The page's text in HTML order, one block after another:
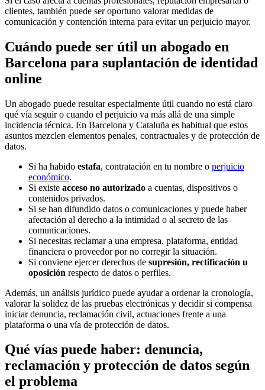
clientes, también puede ser oportuno valorar medidas de
comunicación y contención interna para evitar un perjuicio mayor.
Cuándo puede ser útil un abogado en
Barcelona para suplantación de identidad
online
Un abogado puede resultar especialmente útil cuando no está claro
qué vía seguir o cuando el perjuicio va más allá de una simple
incidencia técnica. En Barcelona y Cataluña es habitual que estos
asuntos mezclen elementos penales, contractuales y de protección de
datos.
Si ha habido estafa, contratación en tu nombre o perjuicio
económico.
Si existe acceso no autorizado a cuentas, dispositivos o
contenidos privados.
Si se han difundido datos o comunicaciones y puede haber
afectación al derecho a la intimidad o al secreto de las
comunicaciones.
Si necesitas reclamar a una empresa, plataforma, entidad
financiera o proveedor por no corregir la situación.
Si conviene ejercer derechos de supresión, rectificación u
oposición respecto de datos o perfiles.
Además, un análisis jurídico puede ayudar a ordenar la cronología,
valorar la solidez de las pruebas electrónicas y decidir si compensa
iniciar denuncia, reclamación civil, actuaciones frente a una
plataforma o una vía de protección de datos.
Qué vías puede haber: denuncia,
reclamación y protección de datos según
el problema